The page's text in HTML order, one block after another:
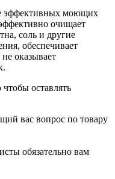
эффективных моющих
очищает
соль и другие
обеспечивает
оказывает
чтобы оставлять
вас вопрос по товару
обязательно вам